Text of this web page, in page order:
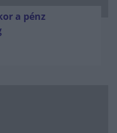
a pénz